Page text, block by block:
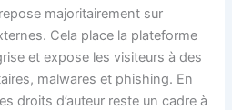
majoritairement sur
Cela place la plateforme
et expose les visiteurs à des
malwares et phishing. En
droits d’auteur reste un cadre à